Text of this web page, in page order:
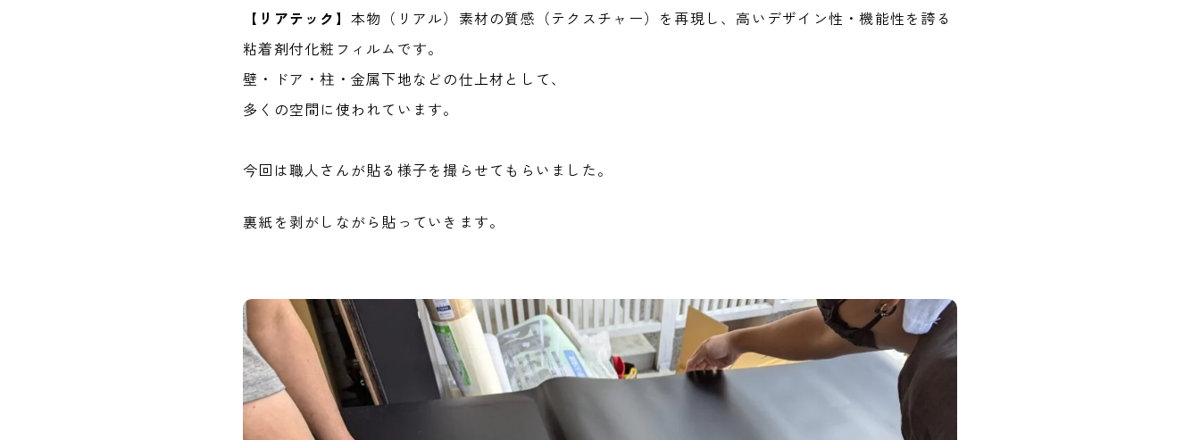
【 リアテック 】本物（リアル）素材の質感（テクスチャー）を再現し、高いデザイン性・機能性を誇る
粘着剤付化粧フィルムです。
壁・ドア・柱・金属下地などの仕上材として、
多くの空間に使われています。
今回は職人さんが貼る様子を撮らせてもらいました。
裏紙を剥がしながら貼っていきます。